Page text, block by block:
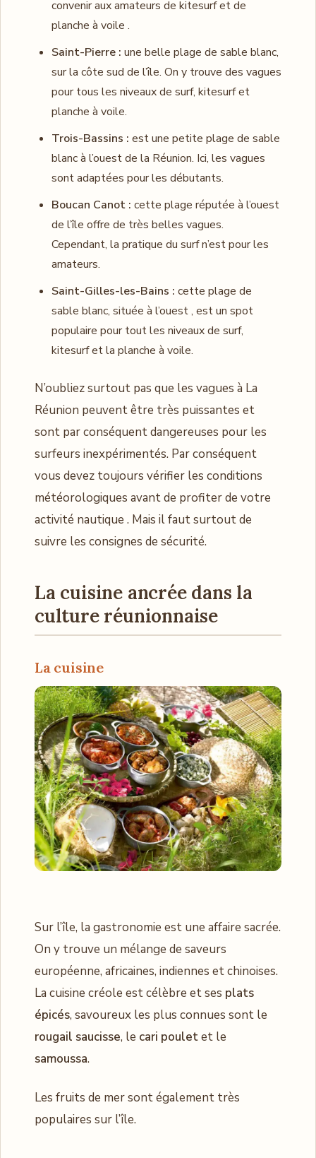
convenir aux amateurs de kitesurf et de
planche à voile .
Saint-Pierre : une belle plage de sable blanc,
sur la côte sud de l’île. On y trouve des vagues
pour tous les niveaux de surf, kitesurf et
planche à voile.
Trois-Bassins : est une petite plage de sable
blanc à l’ouest de la Réunion. Ici, les vagues
sont adaptées pour les débutants.
Boucan Canot : cette plage réputée à l’ouest
de l’île offre de très belles vagues.
Cependant, la pratique du surf n’est pour les
amateurs.
Saint-Gilles-les-Bains : cette plage de
sable blanc, située à l’ouest , est un spot
populaire pour tout les niveaux de surf,
kitesurf et la planche à voile.
N’oubliez surtout pas que les vagues à La
Réunion peuvent être très puissantes et
sont par conséquent dangereuses pour les
surfeurs inexpérimentés. Par conséquent
vous devez toujours vérifier les conditions
météorologiques avant de profiter de votre
activité nautique . Mais il faut surtout de
suivre les consignes de sécurité.
La cuisine ancrée dans la
culture réunionnaise
La cuisine
Sur l’île, la gastronomie est une affaire sacrée.
On y trouve un mélange de saveurs
européenne, africaines, indiennes et chinoises.
La cuisine créole est célèbre et ses plats
épicés, savoureux les plus connues sont le
rougail saucisse, le cari pouletet le
samoussa.
Les fruits de mer sont également très
populaires sur l’île.